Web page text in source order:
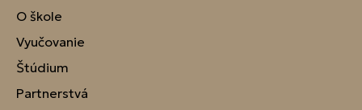
O škole
Vyučovanie
Štúdium
Partnerstvá